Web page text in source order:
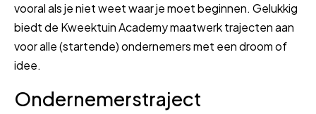
vooral als je niet weet waar je moet beginnen. Gelukkig
biedt de Kweektuin Academy maatwerk trajecten aan
voor alle (startende) ondernemers met een droom of
idee.
Ondernemerstraject